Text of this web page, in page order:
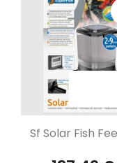
Aperçu
Sf Solar Fish